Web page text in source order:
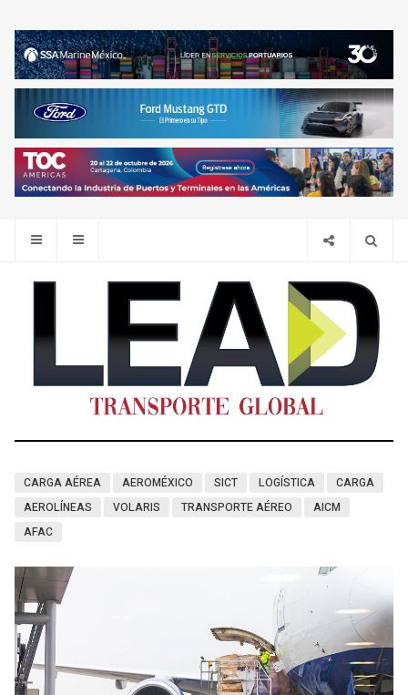
CARGA AÉREA AEROMÉXICO SICT LOGÍSTICA
CARGA
AEROLÍNEAS
VOLARIS TRANSPORTE AÉREO
AICM
AFAC